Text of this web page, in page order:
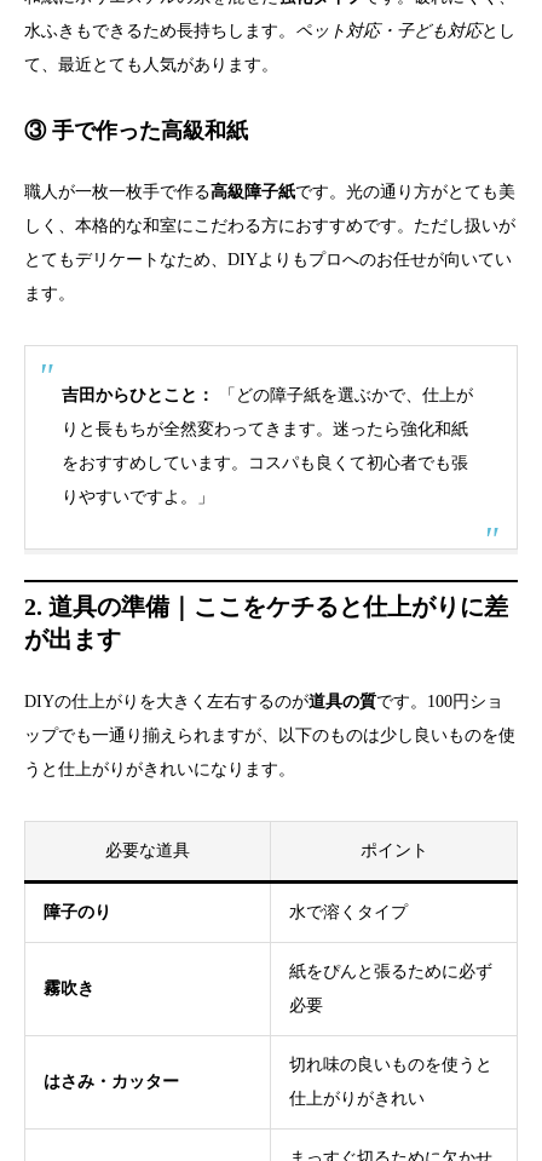
水ふきもできるため長持ちします。 ペット対応・子ども対応とし
て、最近とても人気があります。
③ 手で作った高級和紙
職人が一枚一枚手で作る高級障子紙です。光の通り方がとても美
しく、本格的な和室にこだわる方におすすめです。ただし扱いが
とてもデリケートなため、DIYよりもプロへのお任せが向いてい
ます。
吉田からひとこと：
「どの障子紙を選ぶかで、仕上が
りと長もちが全然変わってきます。迷ったら強化和紙
をおすすめしています。コスパも良くて初心者でも張
りやすいですよ。」
2. 道具の準備｜ここをケチると仕上がりに差
が出ます
DIYの仕上がりを大きく左右するのが道具の質です。100円ショ
ップでも一通り揃えられますが、以下のものは少し良いものを使
うと仕上がりがきれいになります。
必要な道具 ポイント
障子のり 水で溶くタイプ
霧吹き
紙をぴんと張るために必ず
必要
はさみ・カッター
切れ味の良いものを使うと
仕上がりがきれい